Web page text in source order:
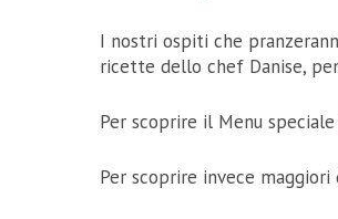
I nostri ospiti che
ricette dello chef Danise,
Per scoprire il Menu speciale
Per scoprire invece